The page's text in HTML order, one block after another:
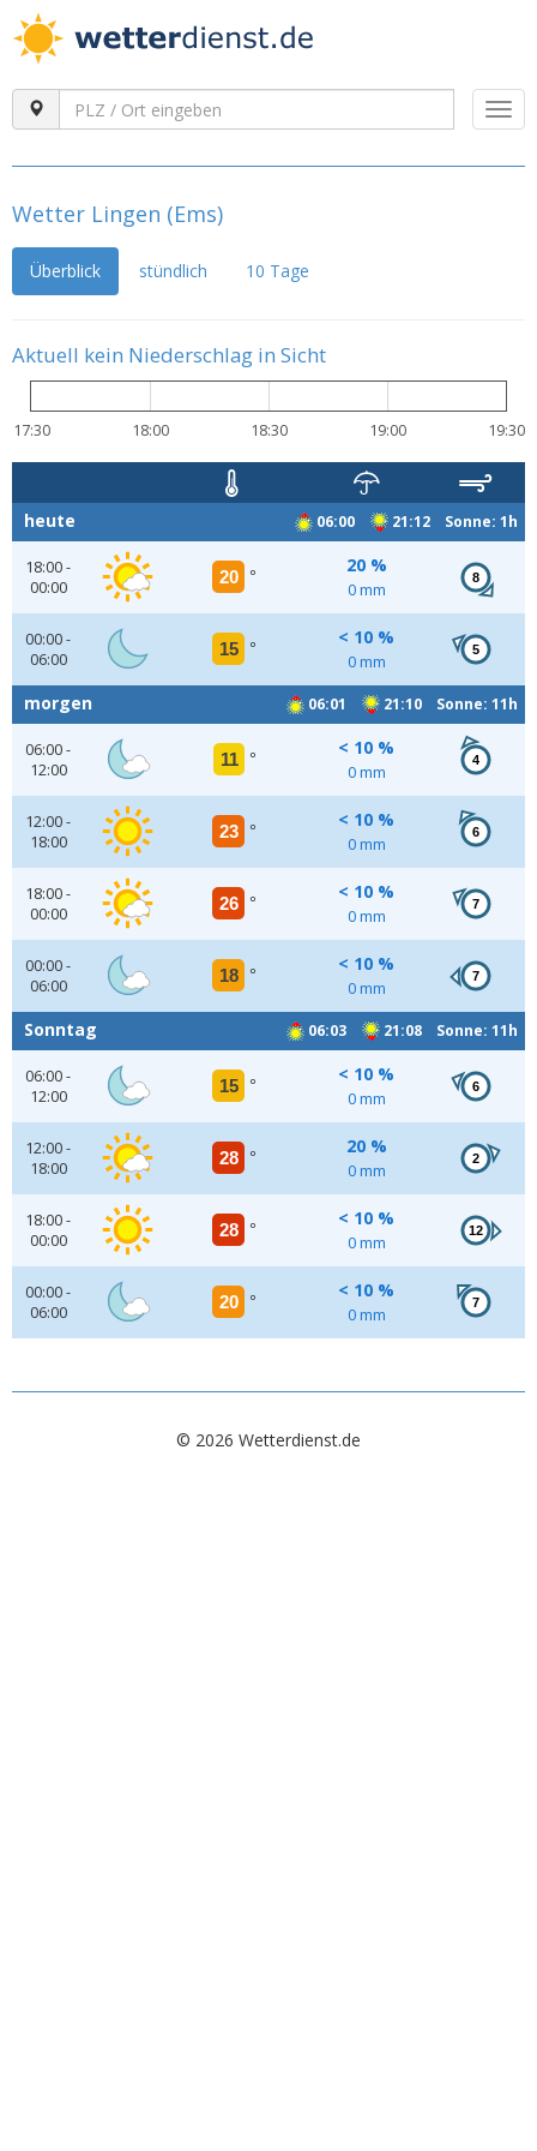
Wetter Lingen (Ems)
Überblick stündlich 10 Tage
Aktuell kein Niederschlag in Sicht
17:30 18:00 18:30 19:00 19:30
06:00 21:12 Sonne: 1h
heute
18:00 -
00:00
20 °
20 %
0 mm
8
00:00 -
06:00
15 °
< 10 %
0 mm
5
06:01 21:10 Sonne: 11h
morgen
06:00 -
12:00
11 °
< 10 %
0 mm
4
12:00 -
18:00
23 °
< 10 %
0 mm
6
18:00 -
00:00
26 °
< 10 %
0 mm
7
00:00 -
06:00
18 °
< 10 %
0 mm
7
06:03 21:08 Sonne: 11h
Sonntag
06:00 -
12:00
15 °
< 10 %
0 mm
6
12:00 -
18:00
28 °
20 %
0 mm
2
18:00 -
00:00
28 °
< 10 %
0 mm
12
00:00 -
06:00
20 °
< 10 %
0 mm
7
© 2026 Wetterdienst.de